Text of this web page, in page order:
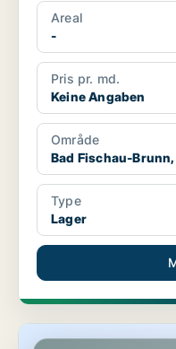
Areal
-
Pris pr. md.
Keine Angaben
Område
Bad Fischau-
Type
Lager
Lager in Bad Fischau-